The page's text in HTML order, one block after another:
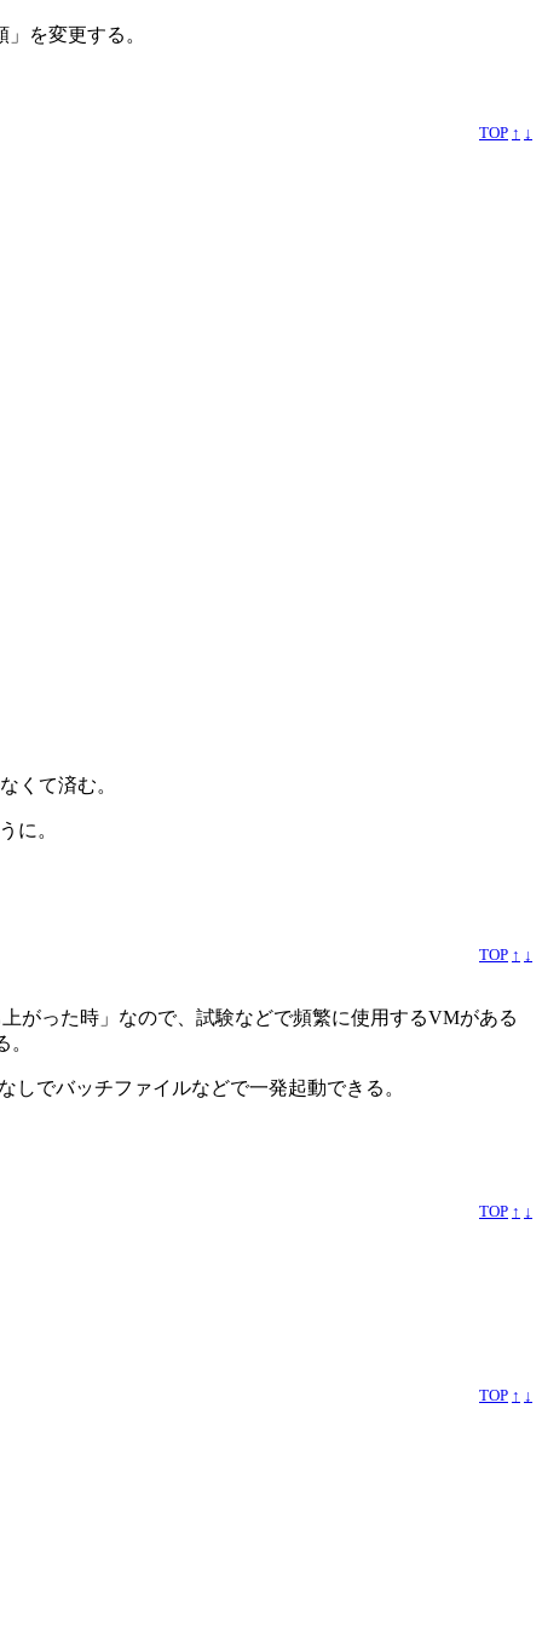
を変更する。
TOP ↑ ↓
くて済む。
に。
TOP ↑ ↓
がった時」なので、試験などで頻繁に使用するVMがある
しでバッチファイルなどで一発起動できる。
TOP ↑ ↓
TOP ↑ ↓